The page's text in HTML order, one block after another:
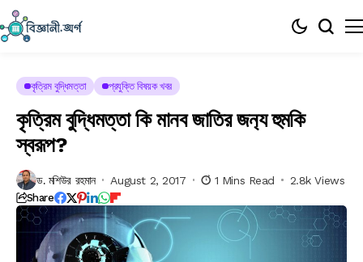
কৃত্রিম বুদ্ধিমত্তা প্রযুক্তি বিষয়ক খবর
কৃত্রিম বুদ্ধিমত্তা কি মানব জাতির জন‍্য হুমকি
স্বরূপ?
ড. মশিউর রহমান August 2, 2017 1 Mins Read 2.8k Views
Share